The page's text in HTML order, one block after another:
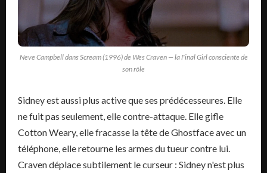
Neve Campbell dans Scream (1996) de Wes Craven — la Final Girl consciente de
son rôle
Sidney est aussi plus active que ses prédécesseures. Elle
ne fuit pas seulement, elle contre-attaque. Elle gifle
Cotton Weary, elle fracasse la tête de Ghostface avec un
téléphone, elle retourne les armes du tueur contre lui.
Craven déplace subtilement le curseur : Sidney n'est plus